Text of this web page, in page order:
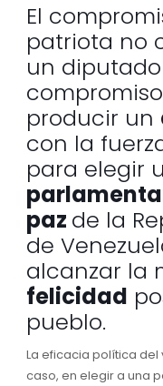
El
patriota no
un
producir un
con la
para elegir
paz de la
de
alcanzar la
felicidad
pueblo.
La eficacia política del
caso, en elegir a una